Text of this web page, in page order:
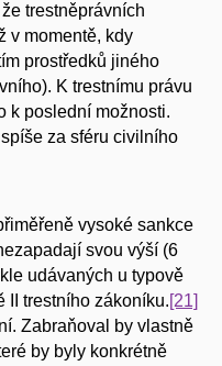
trestněprávních
v momentě, kdy
prostředků jiného
K trestnímu právu
k poslední možnosti.
za sféru civilního
vysoké sankce
svou výší (6
udávaných u typově
II trestního zákoníku.[21]
Zabraňoval by vlastně
by byly konkrétně